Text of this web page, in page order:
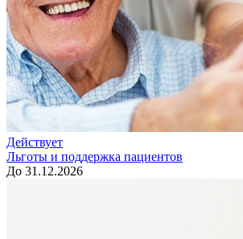
Действует
Льготы и поддержка пациентов
До 31.12.2026